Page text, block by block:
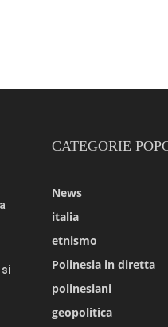
CATEGORIE
News
italia
etnismo
Polinesia in diretta
polinesiani
geopolitica